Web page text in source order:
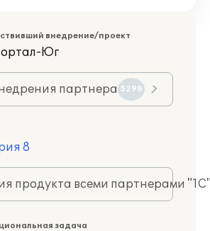
внедрение/проект
Юг
партнера 5298
8
продукта всеми партнерами
задача